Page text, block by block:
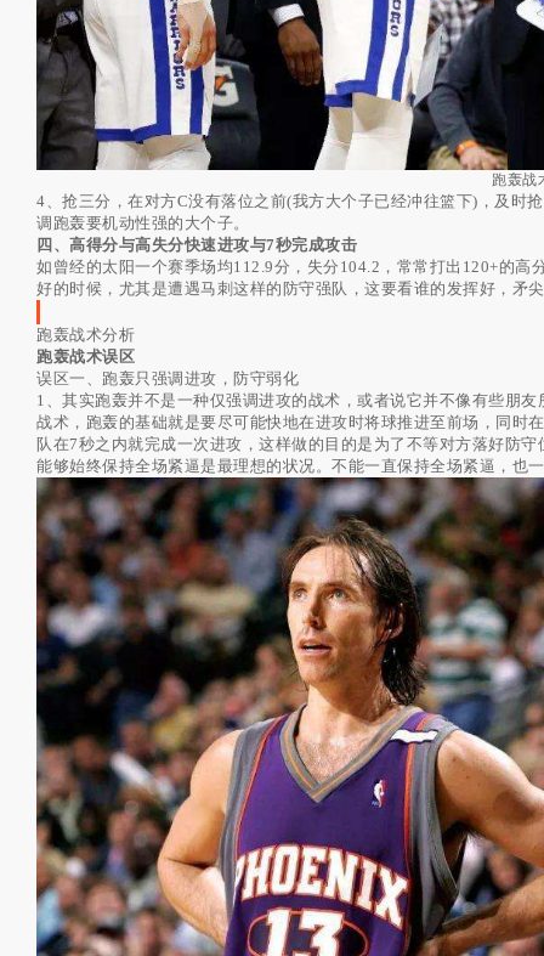
跑轰战
4、抢三分，在对方C没有落位之前(我方大个子已经冲往篮下)，及时
调跑轰要机动性强的大个子。
四、高得分与高失分快速进攻与7秒完成攻击
如曾经的太阳一个赛季场均112.9分，失分104.2，常常打出120+的
好的时候，尤其是遭遇马刺这样的防守强队，这要看谁的发挥好，矛
跑轰战术分析
跑轰战术误区
误区一、跑轰只强调进攻，防守弱化
1、其实跑轰并不是一种仅强调进攻的战术，或者说它并不像有些朋
战术，跑轰的基础就是要尽可能快地在进攻时将球推进至前场，同时
队在7秒之内就完成一次进攻，这样做的目的是为了不等对方落好防
能够始终保持全场紧逼是最理想的状况。不能一直保持全场紧逼，也